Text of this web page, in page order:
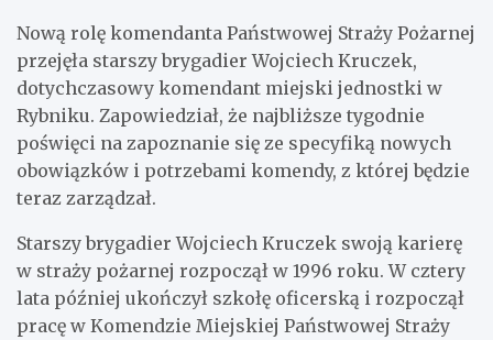
Nową rolę komendanta Państwowej Straży Pożarnej
przejęła starszy brygadier Wojciech Kruczek,
dotychczasowy komendant miejski jednostki w
Rybniku. Zapowiedział, że najbliższe tygodnie
poświęci na zapoznanie się ze specyfiką nowych
obowiązków i potrzebami komendy, z której będzie
teraz zarządzał.
Starszy brygadier Wojciech Kruczek swoją karierę
w straży pożarnej rozpoczął w 1996 roku. W cztery
lata później ukończył szkołę oficerską i rozpoczął
pracę w Komendzie Miejskiej Państwowej Straży